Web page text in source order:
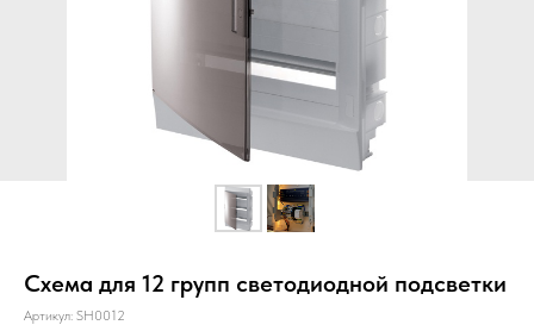
Схема для 12 групп светодиодной подсветки
Артикул: SH0012